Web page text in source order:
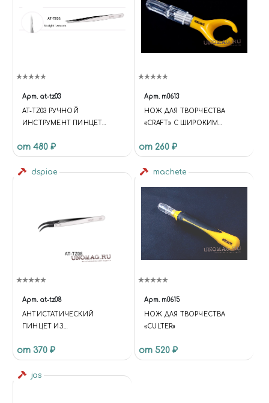
Арт. at-tz03
AT-TZ03 РУЧНОЙ
ИНСТРУМЕНТ ПИНЦЕТ
от 480 ₽
Арт. m0613
НОЖ ДЛЯ ТВОРЧЕСТВА
«CRAFT» С ШИРОКИМ
от 260 ₽
dspiae
Арт. at-tz08
АНТИСТАТИЧЕСКИЙ
ПИНЦЕТ ИЗ
УГЛОВЫМ НАКОНЕЧНИКОМ
от 370 ₽
machete
Арт. m0615
НОЖ ДЛЯ ТВОРЧЕСТВА
«CULTER»
от 520 ₽
jas